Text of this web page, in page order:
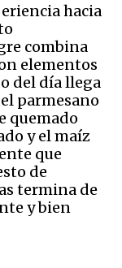
hacia
combina
elementos
del día llega
parmesano
quemado
y el maíz
que
de
termina de
y bien